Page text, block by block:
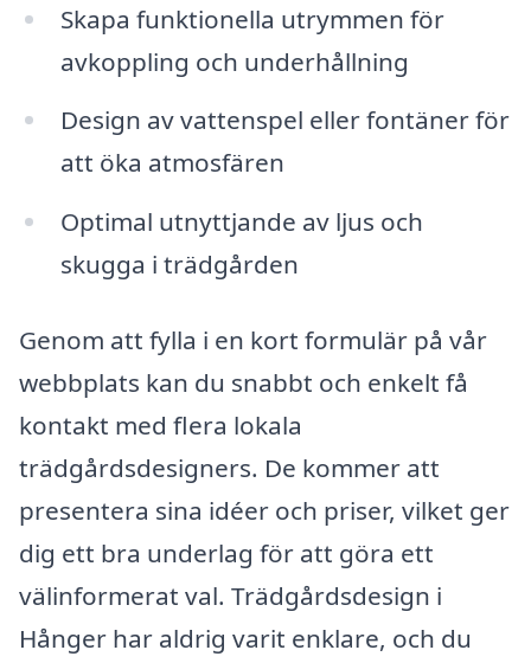
Skapa funktionella utrymmen för
avkoppling och underhållning
Design av vattenspel eller fontäner för
att öka atmosfären
Optimal utnyttjande av ljus och
skugga i trädgården
Genom att fylla i en kort formulär på vår
webbplats kan du snabbt och enkelt få
kontakt med flera lokala
trädgårdsdesigners. De kommer att
presentera sina idéer och priser, vilket ger
dig ett bra underlag för att göra ett
välinformerat val. Trädgårdsdesign i
Hånger har aldrig varit enklare, och du